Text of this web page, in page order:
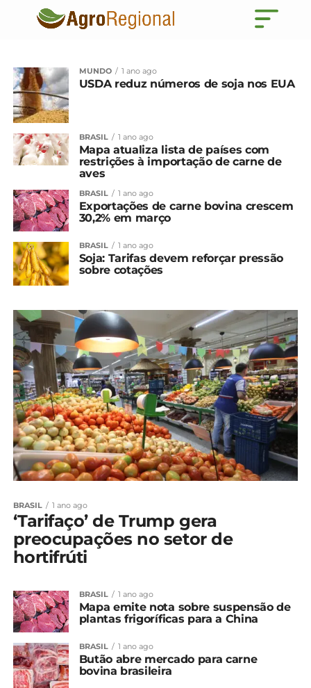
MUNDO 1 ano ago
USDA reduz números de soja nos EUA
BRASIL 1 ano ago
Mapa atualiza lista de países com
restrições à importação de carne de
aves
BRASIL 1 ano ago
Exportações de carne bovina crescem
30,2% em março
BRASIL 1 ano ago
Soja: Tarifas devem reforçar pressão
sobre cotações
BRASIL 1 ano ago
‘Tarifaço’ de Trump gera
preocupações no setor de
hortifrúti
BRASIL 1 ano ago
Mapa emite nota sobre suspensão de
plantas frigoríficas para a China
BRASIL 1 ano ago
Butão abre mercado para carne
bovina brasileira